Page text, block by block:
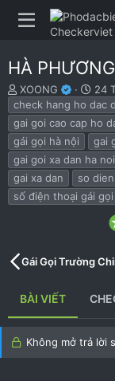
HÀ
B
ắ
t
đ
ầ
u
XOONG
N
g
à
y
b
ắ
t
đ
ầ
24
check hang ho dac
gai goi cao cap ho
gái gọi hà nội
gai
gai goi xa dan ha noi
gai xa dan
so
số điện thoại gái gọi
Gái Gọi Trường
BÀI VIẾT
Không mở trả lời